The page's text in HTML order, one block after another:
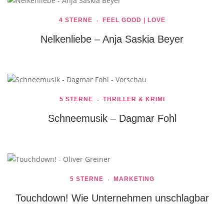
4 STERNE FEEL GOOD | LOVE
Nelkenliebe – Anja Saskia Beyer
5 STERNE THRILLER & KRIMI
Schneemusik – Dagmar Fohl
5 STERNE MARKETING
Touchdown! Wie Unternehmen unschlagbar